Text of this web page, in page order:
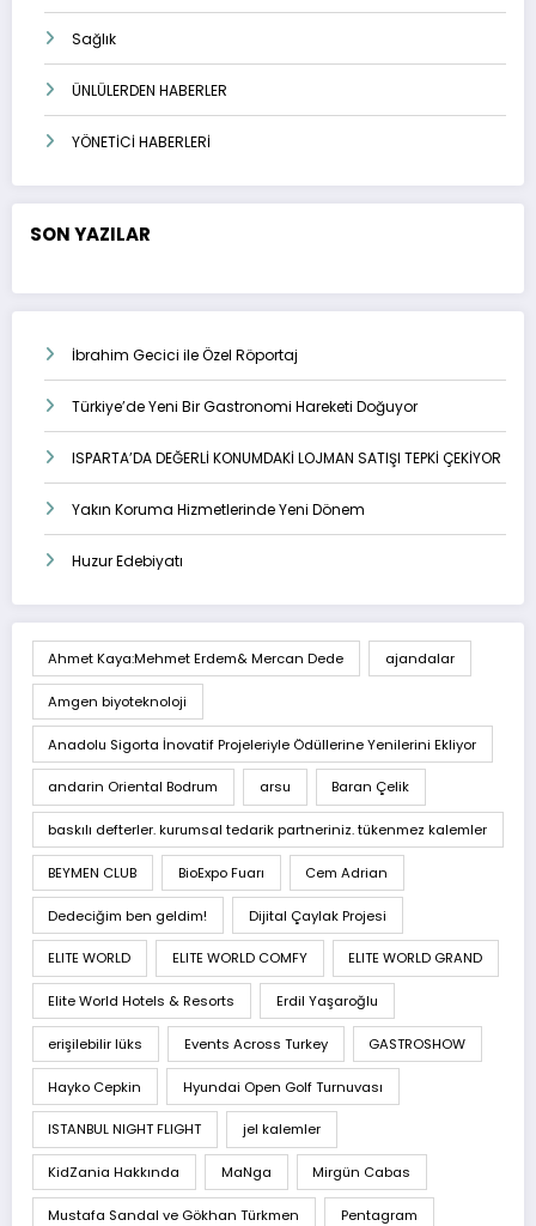
Sağlık
ÜNLÜLERDEN HABERLER
YÖNETİCİ HABERLERİ
SON YAZILAR
İbrahim Gecici ile Özel Röportaj
Türkiye’de Yeni Bir Gastronomi Hareketi Doğuyor
ISPARTA’DA DEĞERLİ KONUMDAKİ LOJMAN SATIŞI TEPKİ ÇEKİYOR
Yakın Koruma Hizmetlerinde Yeni Dönem
Huzur Edebiyatı
Ahmet Kaya:Mehmet Erdem& Mercan Dede ajandalar
Amgen biyoteknoloji
Anadolu Sigorta İnovatif Projeleriyle Ödüllerine Yenilerini Ekliyor
andarin Oriental Bodrum arsu Baran Çelik
baskılı defterler. kurumsal tedarik partneriniz. tükenmez kalemler
BEYMEN CLUB BioExpo Fuarı Cem Adrian
Dedeciğim ben geldim! Dijital Çaylak Projesi
ELITE WORLD ELITE WORLD COMFY ELITE WORLD GRAND
Elite World Hotels & Resorts Erdil Yaşaroğlu
erişilebilir lüks Events Across Turkey GASTROSHOW
Hayko Cepkin Hyundai Open Golf Turnuvası
ISTANBUL NIGHT FLIGHT jel kalemler
KidZania Hakkında MaNga Mirgün Cabas
Mustafa Sandal ve Gökhan Türkmen Pentagram